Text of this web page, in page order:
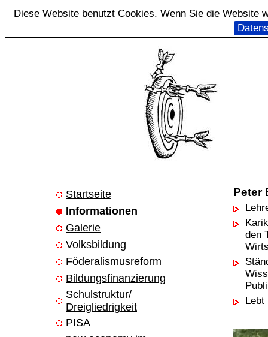
Diese Website benutzt Cookies. Wenn Sie die Website
Startseite
Informationen
Galerie
Volksbildung
Föderalismusreform
Bildungsfinanzierung
Schulstruktur/
Dreigliedrigkeit
PISA
Peter
den
Lebt